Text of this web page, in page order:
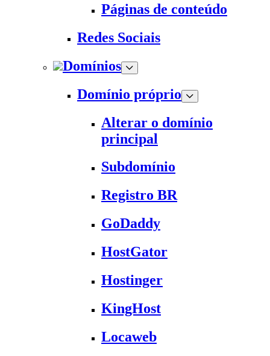
Páginas de conteúdo
Redes Sociais
Domínios
Domínio próprio
Alterar o domínio
principal
Subdomínio
Registro BR
GoDaddy
HostGator
Hostinger
KingHost
Locaweb